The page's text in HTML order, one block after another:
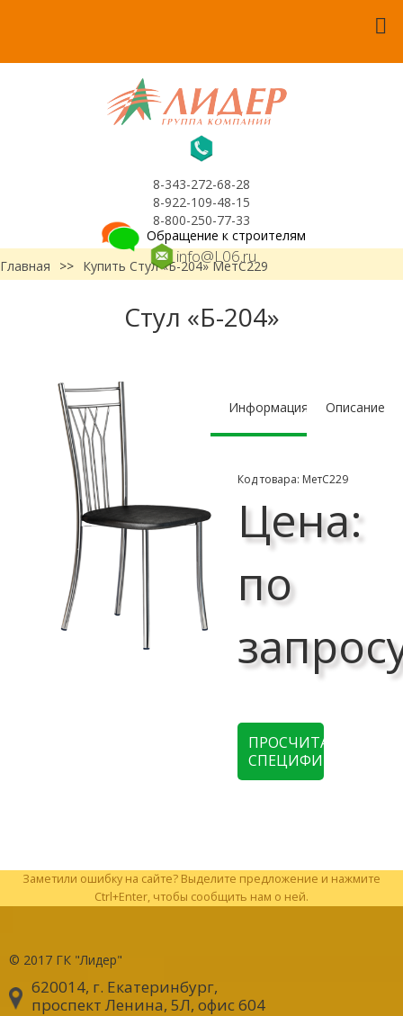
8-343-272-68-28
8-922-109-48-15
8-800-250-77-33
info@L06.ru
Обращение к строителям
Главная
>> Купить Стул «Б-204» МетС229
Стул «Б-204»
Информация Описание
Код товара: МетС229
Цена:
по
ПРОСЧИТАТЬ
СПЕЦИФИКАЦИЮ
Заметили ошибку на сайте? Выделите предложение и нажмите
Ctrl+Enter, чтобы сообщить нам о ней.
© 2017 ГК "Лидер"
620014, г. Екатеринбург,
проспект Ленина, 5Л, офис 604